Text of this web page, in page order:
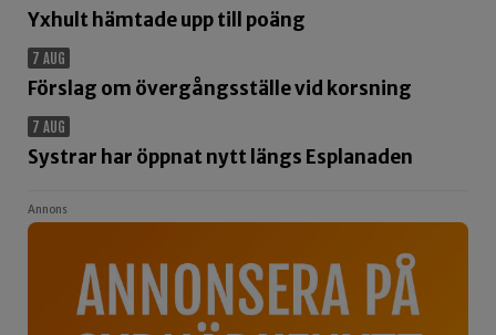
Yxhult hämtade upp till poäng
7 AUG
Förslag om övergångsställe vid korsning
7 AUG
Systrar har öppnat nytt längs Esplanaden
Annons